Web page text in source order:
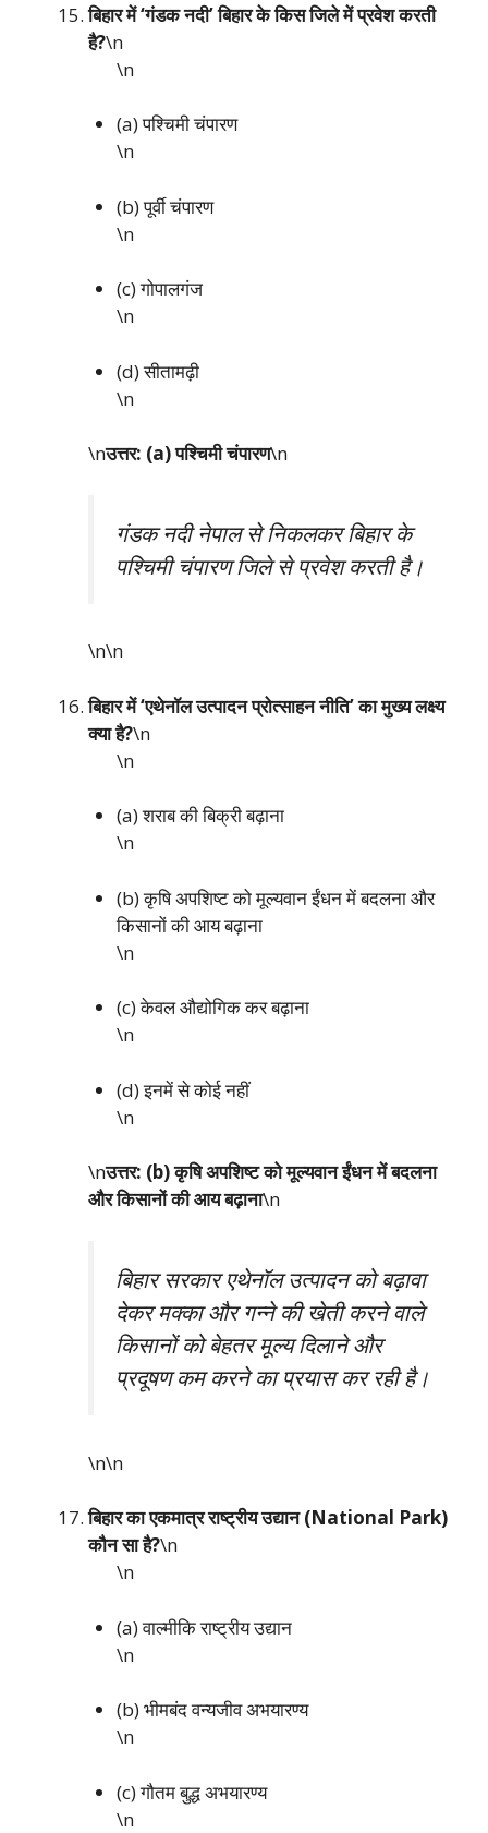
बिहार में ‘गंडक नदी’ बिहार के किस जिले में प्रवेश करती
है?\n
\n
(a) पश्चिमी चंपारण
\n
(b) पूर्वी चंपारण
\n
(c) गोपालगंज
\n
(d) सीतामढ़ी
\n
\nउत्तर: (a) पश्चिमी चंपारण\n
गंडक नदी नेपाल से निकलकर बिहार के
पश्चिमी चंपारण जिले से प्रवेश करती है।
\n\n
बिहार में ‘एथेनॉल उत्पादन प्रोत्साहन नीति’ का मुख्य लक्ष्य
क्या है?\n
\n
(a) शराब की बिक्री बढ़ाना
\n
(b) कृषि अपशिष्ट को मूल्यवान ईंधन में बदलना और
किसानों की आय बढ़ाना
\n
(c) केवल औद्योगिक कर बढ़ाना
\n
(d) इनमें से कोई नहीं
\n
\nउत्तर: (b) कृषि अपशिष्ट को मूल्यवान ईंधन में बदलना
और किसानों की आय बढ़ाना\n
बिहार सरकार एथेनॉल उत्पादन को बढ़ावा
देकर मक्का और गन्ने की खेती करने वाले
किसानों को बेहतर मूल्य दिलाने और
प्रदूषण कम करने का प्रयास कर रही है।
\n\n
बिहार का एकमात्र राष्ट्रीय उद्यान (National Park)
कौन सा है?\n
\n
(a) वाल्मीकि राष्ट्रीय उद्यान
\n
(b) भीमबंद वन्यजीव अभयारण्य
\n
(c) गौतम बुद्ध अभयारण्य
\n